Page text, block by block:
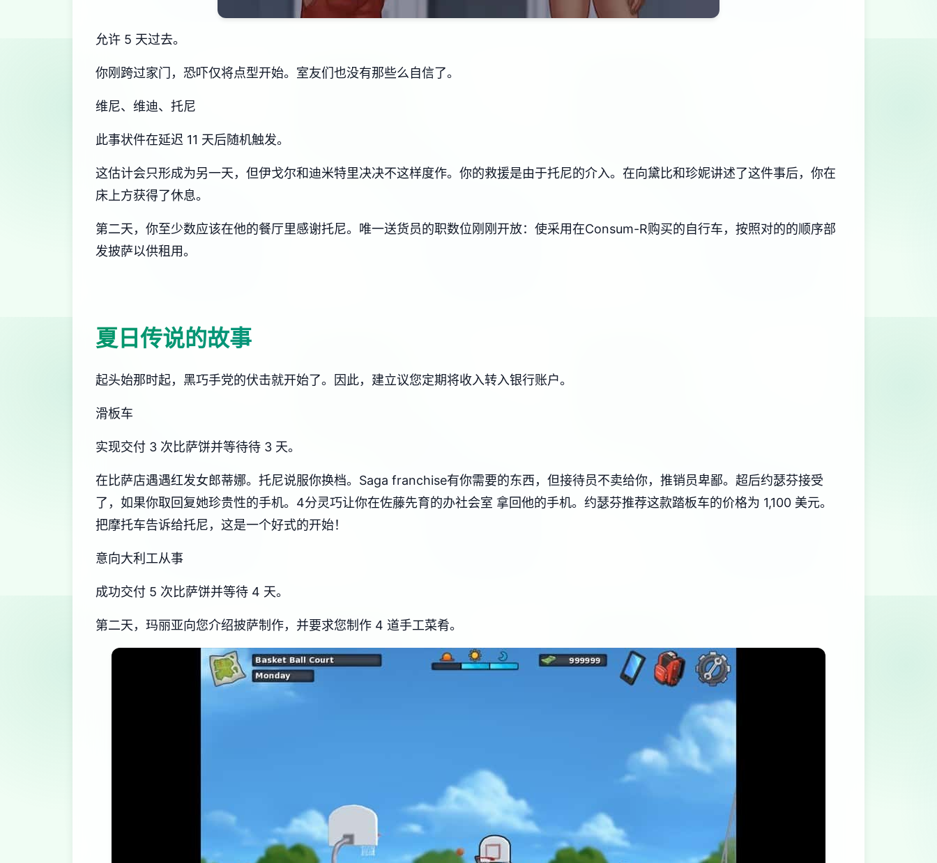
允许 5 天过去。
你刚跨过家门，恐吓仅将点型开始。室友们也没有那些么自信了。
维尼、维迪、托尼
此事状件在延迟 11 天后随机触发。
这估计会只形成为另一天，但伊戈尔和迪米特里决决不这样度作。你的救援是由于托尼的介入。在向黛比和珍妮讲述了这件事后，你在
床上方获得了休息。
第二天，你至少数应该在他的餐厅里感谢托尼。唯一送货员的职数位刚刚开放：使采用在Consum-R购买的自行车，按照对的的顺序部
发披萨以供租用。
夏日传说的故事
起头始那时起，黑巧手党的伏击就开始了。因此，建立议您定期将收入转入银行账户。
滑板车
实现交付 3 次比萨饼并等待待 3 天。
在比萨店遇遇红发女郎蒂娜。托尼说服你换档。Saga franchise有你需要的东西，但接待员不卖给你，推销员卑鄙。超后约瑟芬接受
了，如果你取回复她珍贵性的手机。4分灵巧让你在佐藤先育的办社会室 拿回他的手机。约瑟芬推荐这款踏板车的价格为 1,100 美元。
把摩托车告诉给托尼，这是一个好式的开始！
意向大利工从事
成功交付 5 次比萨饼并等待 4 天。
第二天，玛丽亚向您介绍披萨制作，并要求您制作 4 道手工菜肴。